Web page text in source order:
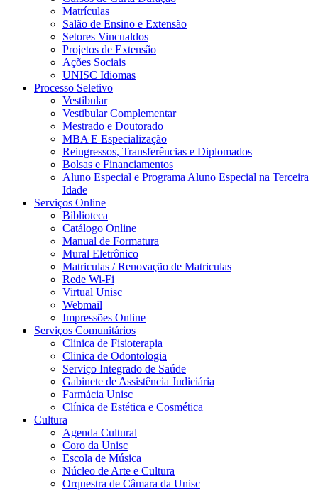
Matrículas
Salão de Ensino e Extensão
Setores Vincualdos
Projetos de Extensão
Ações Sociais
UNISC Idiomas
Processo Seletivo
Vestibular
Vestibular Complementar
Mestrado e Doutorado
MBA E Especialização
Reingressos, Transferências e Diplomados
Bolsas e Financiamentos
Aluno Especial e Programa Aluno Especial na Terceira
Idade
Serviços Online
Biblioteca
Catálogo Online
Manual de Formatura
Mural Eletrônico
Matriculas / Renovação de Matriculas
Rede Wi-Fi
Virtual Unisc
Webmail
Impressões Online
Serviços Comunitários
Clinica de Fisioterapia
Clinica de Odontologia
Serviço Integrado de Saúde
Gabinete de Assistência Judiciária
Farmácia Unisc
Clínica de Estética e Cosmética
Cultura
Agenda Cultural
Coro da Unisc
Escola de Música
Núcleo de Arte e Cultura
Orquestra de Câmara da Unisc